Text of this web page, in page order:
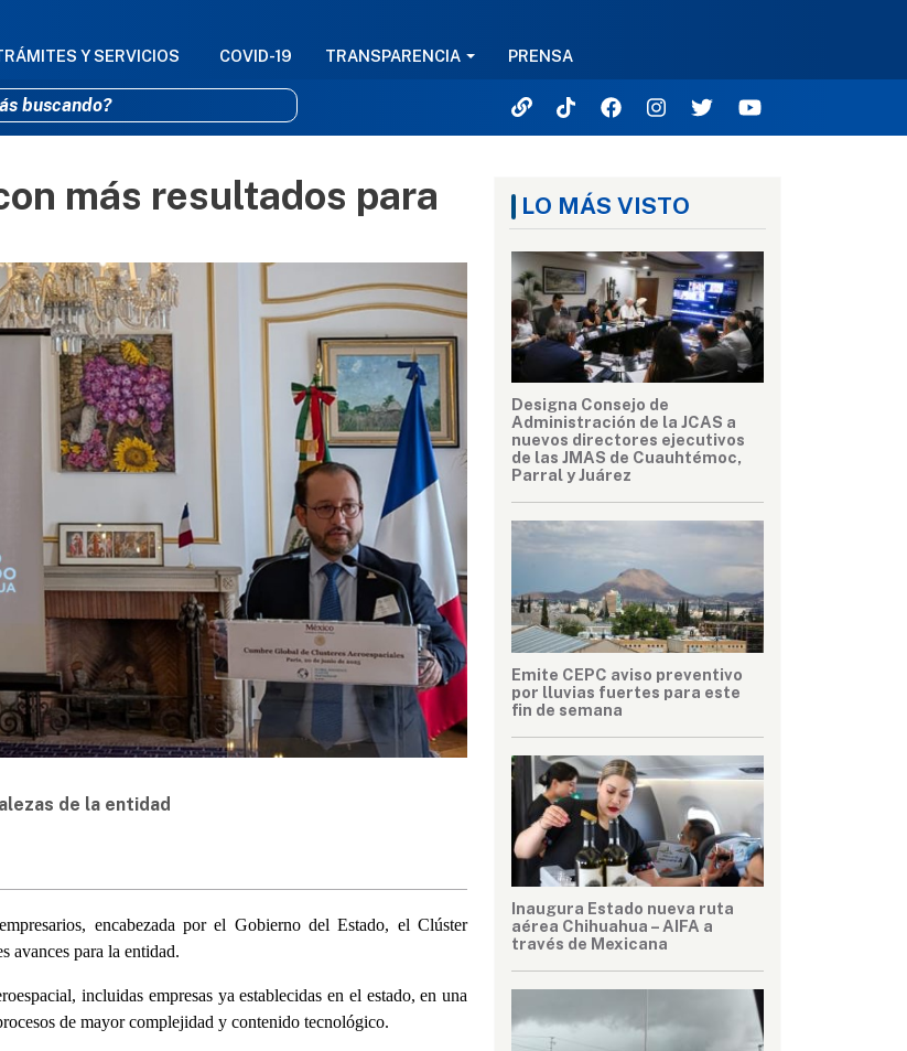
Pasar al contenido principal
PRINCIPAL
Y SERVICIOS COVID-19 TRANSPARENCIA PRENSA
más resultados para
de la entidad
encabezada por el Gobierno del Estado, el Clúster
avances para la entidad.
incluidas empresas ya establecidas en el estado, en una
de mayor complejidad y contenido tecnológico.
LO MÁS VISTO
Designa Consejo de
Administración de la JCAS a
nuevos directores ejecutivos
de las JMAS de Cuauhtémoc,
Parral y Juárez
Emite CEPC aviso preventivo
por lluvias fuertes para este
fin de semana
Inaugura Estado nueva ruta
aérea Chihuahua – AIFA a
través de Mexicana